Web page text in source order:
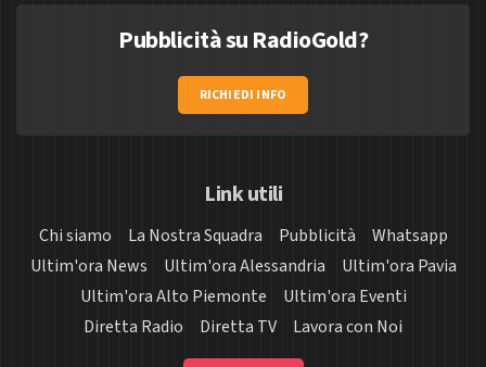
Pubblicità su RadioGold?
RICHIEDI INFO
Link utili
Chi siamo La Nostra Squadra Pubblicità
Whatsapp
Ultim'ora News
Ultim'ora Alessandria
Ultim'ora Pavia
Ultim'ora Alto Piemonte
Ultim'ora Eventi
Diretta Radio
Diretta TV Lavora con Noi